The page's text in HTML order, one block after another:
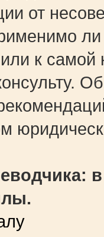
от
ли
к самой